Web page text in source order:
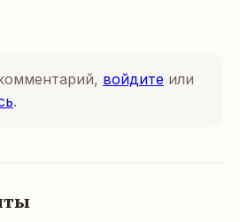
войдите или
.